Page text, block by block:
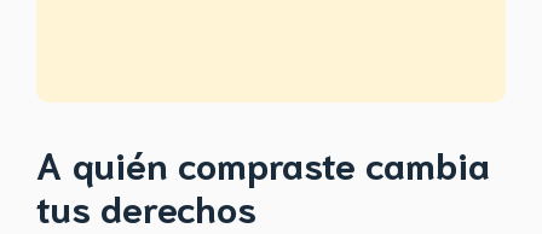
A quién compraste cambia
tus derechos